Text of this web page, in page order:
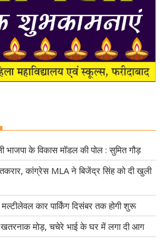
के विकास मॉडल की पोल : सुमित गौड़
कांग्रेस MLA ने बिजेंद्र सिंह को दी खुली
कार पार्किंग दिसंबर तक होगी शुरू
खतरनाक मोड़, चचेरे भाई के घर में लगा दी आग